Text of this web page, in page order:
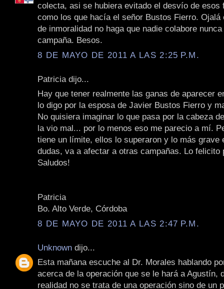
colecta, asi se hubiera evitado el desvío de esos
como los que hacía el señor Bustos Fierro. Ojalá
de inmoralidad no haga que nadie colabore
campaña. Besos.
8 DE MAYO DE 2011 A LAS 2:25 P.M.
Patricia dijo...
Hay que tener realmente las ganas de aparecer
lo digo por la esposa de Javier Bustos Fierro y
No quisiera imaginar lo que pasa por la cabeza
la vio mal... por lo menos eso me parecio a mí.
tiene un límite, ellos lo superaron y lo más grave
dudas, va a afectar a otras campañas. Lo felicito
Saludos!
Patricia
Bo. Alto Verde, Córdoba
8 DE MAYO DE 2011 A LAS 2:47 P.M.
Unknown dijo...
Esta mañana escuche al Dr. Morales hablando
acerca de la operación que se le hará a Agustín,
realidad no se trata de una operación sino de un